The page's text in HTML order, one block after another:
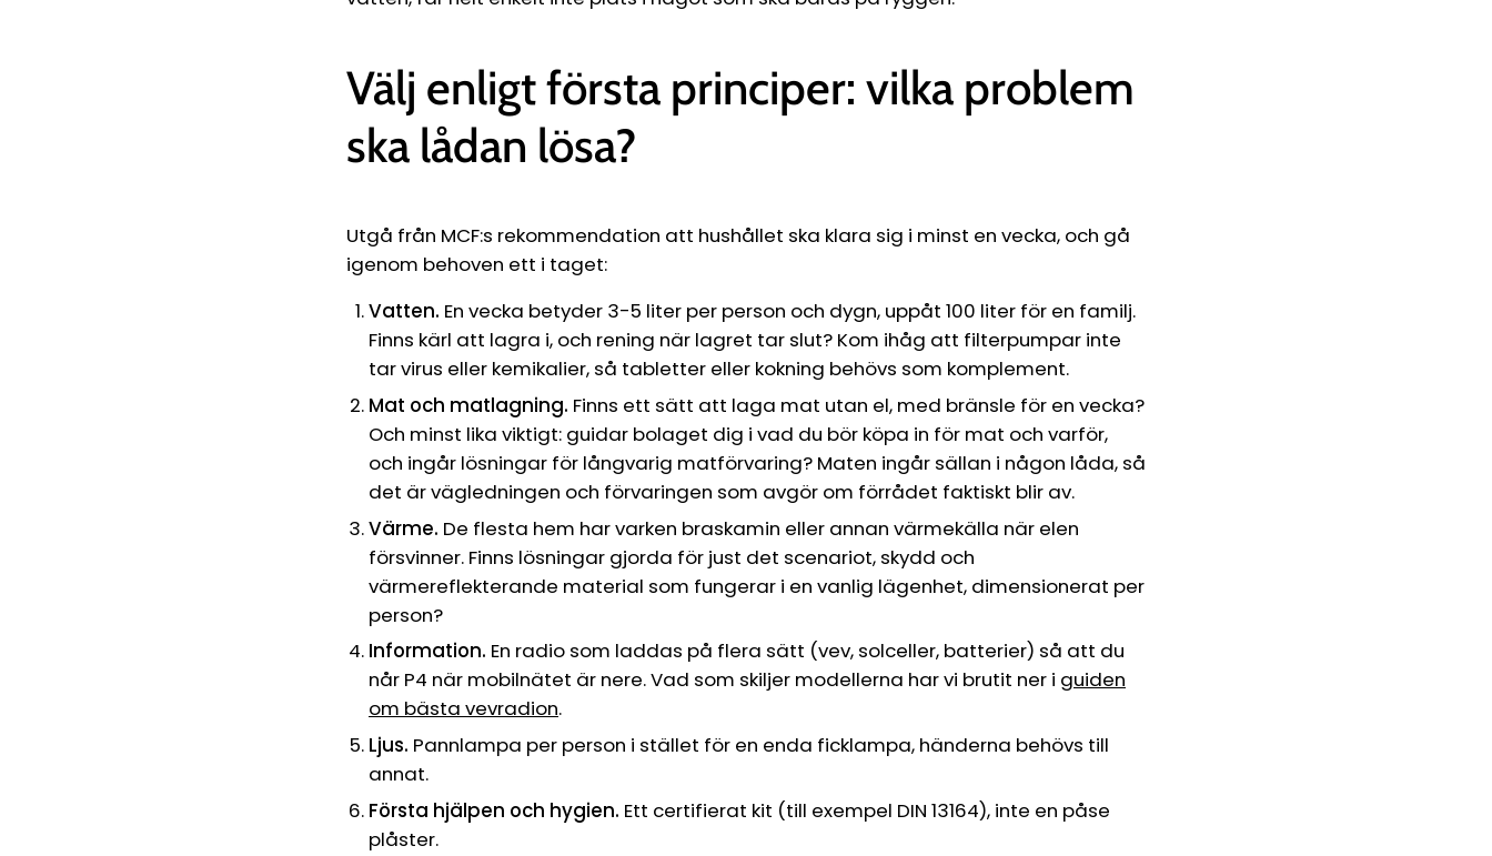
Välj enligt första principer: vilka problem
ska lådan lösa?
Utgå från MCF:s rekommendation att hushållet ska klara sig i minst en vecka, och gå
igenom behoven ett i taget:
Vatten. En vecka betyder 3-5 liter per person och dygn, uppåt 100 liter för en familj.
Finns kärl att lagra i, och rening när lagret tar slut? Kom ihåg att filterpumpar inte
tar virus eller kemikalier, så tabletter eller kokning behövs som komplement.
Mat och matlagning. Finns ett sätt att laga mat utan el, med bränsle för en vecka?
Och minst lika viktigt: guidar bolaget dig i vad du bör köpa in för mat och varför,
och ingår lösningar för långvarig matförvaring? Maten ingår sällan i någon låda, så
det är vägledningen och förvaringen som avgör om förrådet faktiskt blir av.
Värme. De flesta hem har varken braskamin eller annan värmekälla när elen
försvinner. Finns lösningar gjorda för just det scenariot, skydd och
värmereflekterande material som fungerar i en vanlig lägenhet, dimensionerat per
person?
Information. En radio som laddas på flera sätt (vev, solceller, batterier) så att du
når P4 när mobilnätet är nere. Vad som skiljer modellerna har vi brutit ner i guiden
om bästa vevradion.
Ljus. Pannlampa per person i stället för en enda ficklampa, händerna behövs till
annat.
Första hjälpen och hygien. Ett certifierat kit (till exempel DIN 13164), inte en påse
plåster.